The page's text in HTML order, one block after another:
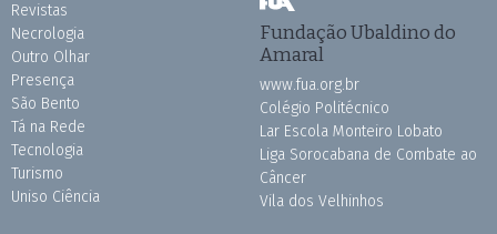
Revistas
Necrologia
Outro Olhar
Presença
São Bento
Tá na Rede
Tecnologia
Turismo
Uniso Ciência
Fundação Ubaldino do
Amaral
www.fua.org.br
Colégio Politécnico
Lar Escola Monteiro Lobato
Liga Sorocabana de Combate ao
Câncer
Vila dos Velhinhos